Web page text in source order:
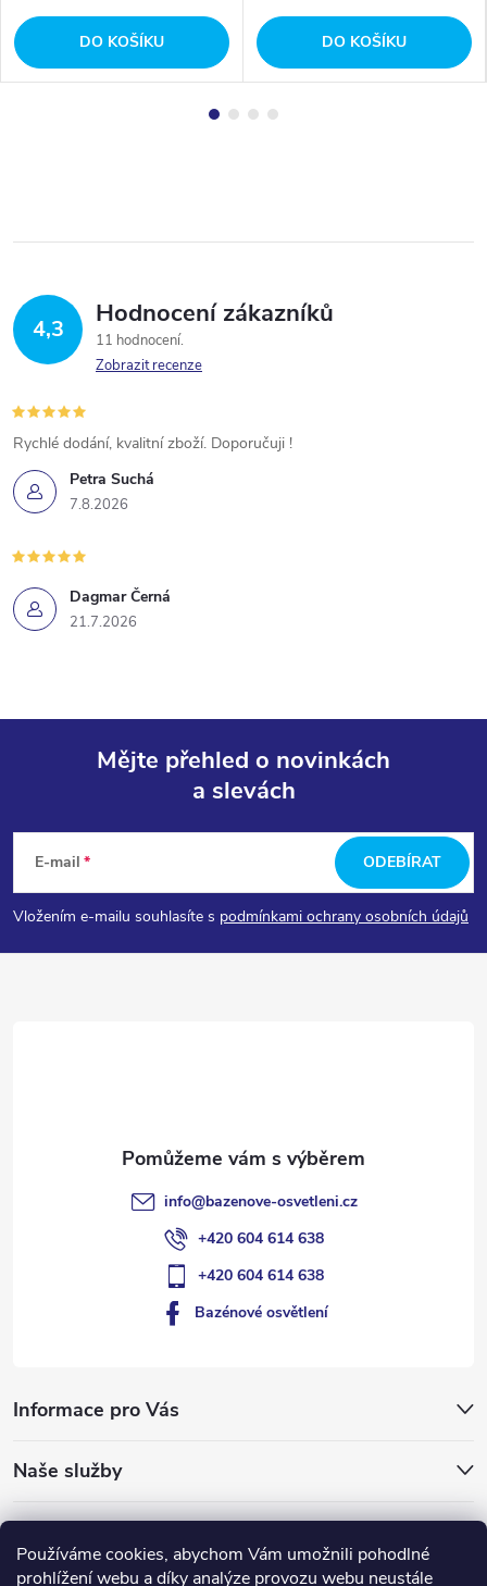
Používáme cookies, abychom Vám umožnili pohodlné
prohlížení webu a díky analýze provozu webu neustále
DO KOŠÍKU DO KOŠÍKU
4,3 Hodnocení zákazníků
11 hodnocení
Zobrazit recenze
Petra Suchá
7.8.2026
Rychlé dodání, kvalitní zboží. Doporučuji !
Dagmar Černá
21.7.2026
p
a
Mějte přehled o novinkách
a slevách
E-mail
Vložením e-mailu souhlasíte s podmínkami ochrany osobních údajů
ODEBÍRAT
Informace pro Vás
Naše služby
info@bazenove-osvetleni.cz
+420 604 614 638
+420 604 614 638
Bazénové osvětlení